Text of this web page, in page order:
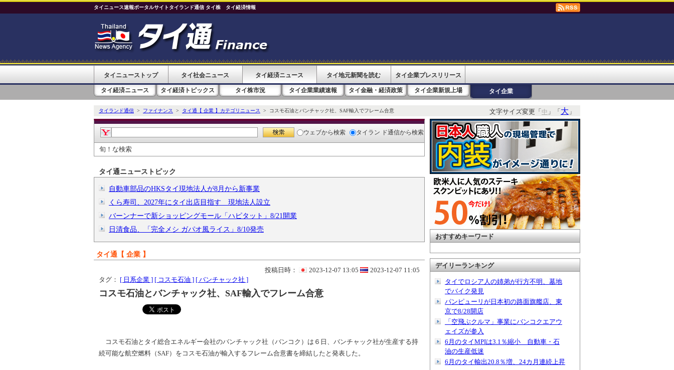
タイニュース速報ポータルサイトタイランド通信 タイ株 タイ経済情報
タイニューストップ タイ社会ニュース タイ経済ニュース タイ地元新聞を読む タイ企業プレスリリース
タイ経済ニュース タイ経済トピックス タイ株市況 タイ企業業績速報 タイ金融・経済政策 タイ企業新規上場 タイ企業
タイランド通信 > ファイナンス > タイ通【 企業 】カテゴリニュース > コスモ石油とバンチャック社、SAF輸入でフレーム合意 文字サイズ変更「中 」「大 」
ウェブから検索 タイラン ド通信から検索
旬！な検索
タイ通ニューストピック
自動車部品のHKSタイ現地法人が8月から新事業
くら寿司、2027年にタイ出店目指す 現地法人設立
バーンナーで新ショッピングモール「ハピタット」8/21開業
日清食品、「完全メシ ガパオ風ライス」8/10発売
タイ通【 企業 】
投稿日時： 2023-12-07 13:05
2023-12-07 11:05
タグ： [ 日系企業 ] [ コスモ石油 ] [ バンチャック社 ]
コスモ石油とバンチャック社、SAF輸入でフレーム合意
コスモ石油とタイ総合エネルギー会社のバンチャック社（バンコク）は６日、バンチャック社が生産する持
続可能な航空燃料（SAF）をコスモ石油が輸入するフレーム合意書を締結したと発表した。
おすすめキーワード
デイリーランキング
タイでロシア人の姉弟が行方不明、墓地
でバイク発見
パンピューリが日本初の路面旗艦店、東
京で8/28開店
「空飛ぶクルマ」事業にバンコクエアウ
ェイズが参入
6月のタイMPIは3.1％縮小 自動車・石
油の生産低迷
6月のタイ輸出20.8％増、24カ月連続上昇